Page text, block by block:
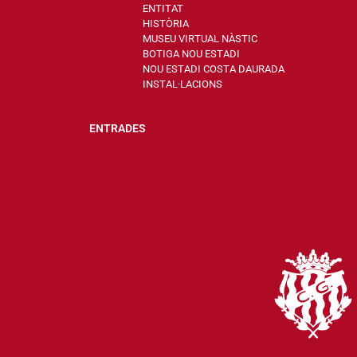
ENTITAT
HISTÒRIA
MUSEU VIRTUAL NÀSTIC
BOTIGA NOU ESTADI
NOU ESTADI COSTA DAURADA
INSTAL·LACIONS
ENTRADES